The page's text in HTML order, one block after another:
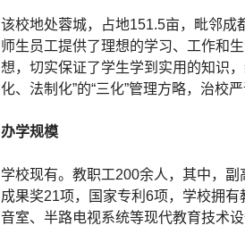
该校地处蓉城，占地151.5亩，毗邻
师生员工提供了理想的学习、工作和
想，切实保证了学生学到实用的知识
化、法制化”的“三化”管理方略，治校
办学规模
学校现有。教职工200余人，其中，
成果奖21项，国家专利6项，学校拥
音室、半路电视系统等现代教育技术